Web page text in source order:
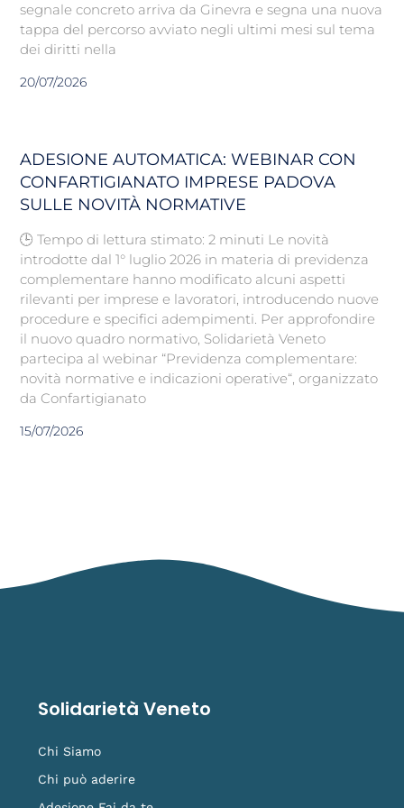
segnale concreto arriva da Ginevra e segna una nuova
tappa del percorso avviato negli ultimi mesi sul tema
dei diritti nella
20/07/2026
ADESIONE AUTOMATICA: WEBINAR CON
CONFARTIGIANATO IMPRESE PADOVA
SULLE NOVITÀ NORMATIVE
🕒 Tempo di lettura stimato: 2 minuti Le novità
introdotte dal 1° luglio 2026 in materia di previdenza
complementare hanno modificato alcuni aspetti
rilevanti per imprese e lavoratori, introducendo nuove
procedure e specifici adempimenti. Per approfondire
il nuovo quadro normativo, Solidarietà Veneto
partecipa al webinar “Previdenza complementare:
novità normative e indicazioni operative“, organizzato
da Confartigianato
15/07/2026
Solidarietà Veneto
Chi Siamo
Chi può aderire